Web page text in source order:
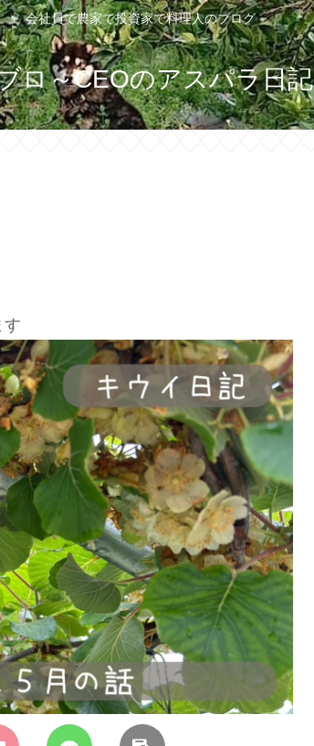
会社員で農家で投資家で料理人のブログ
ロ～CEOのアスパラ日記
す